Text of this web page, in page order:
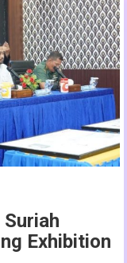
Exhibition